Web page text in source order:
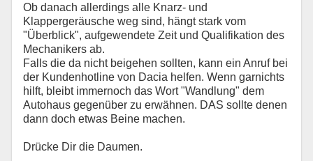
Ob danach allerdings alle Knarz- und
Klappergeräusche weg sind, hängt stark vom
"Überblick", aufgewendete Zeit und Qualifikation des
Mechanikers ab.
Falls die da nicht beigehen sollten, kann ein Anruf bei
der Kundenhotline von Dacia helfen. Wenn garnichts
hilft, bleibt immernoch das Wort "Wandlung" dem
Autohaus gegenüber zu erwähnen. DAS sollte denen
dann doch etwas Beine machen.
Drücke Dir die Daumen.